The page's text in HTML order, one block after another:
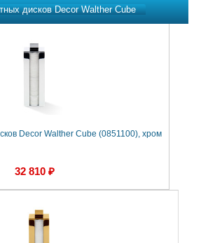
дисков Decor Walther Cube
Decor Walther Cube (0851100), хром
32 810 ₽